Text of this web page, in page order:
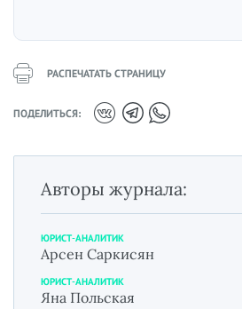
РАСПЕЧАТАТЬ СТРАНИЦУ
ПОДЕЛИТЬСЯ:
Авторы журнала:
ЮРИСТ-АНАЛИТИК
Арсен Саркисян
ЮРИСТ-АНАЛИТИК
Яна Польская